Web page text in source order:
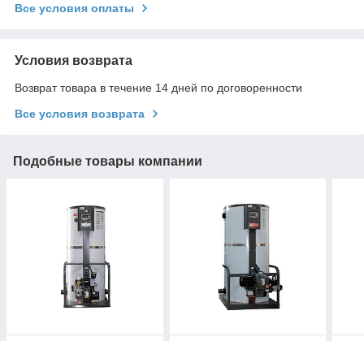
Все условия оплаты
Условия возврата
Возврат товара в течение 14 дней по договоренности
Все условия возврата
Подобные товары компании